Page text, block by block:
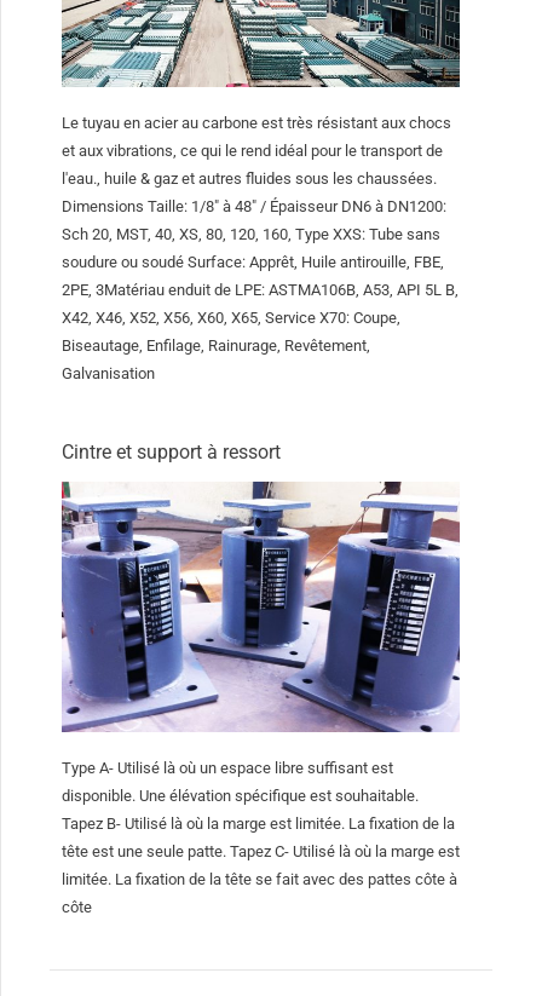
Le tuyau en acier au carbone est très résistant aux chocs
et aux vibrations, ce qui le rend idéal pour le transport de
l'eau., huile & gaz et autres fluides sous les chaussées.
Dimensions Taille: 1/8″ à 48″ / Épaisseur DN6 à DN1200:
Sch 20, MST, 40, XS, 80, 120, 160, Type XXS: Tube sans
soudure ou soudé Surface: Apprêt, Huile antirouille, FBE,
2PE, 3Matériau enduit de LPE: ASTMA106B, A53, API 5L B,
X42, X46, X52, X56, X60, X65, Service X70: Coupe,
Biseautage, Enfilage, Rainurage, Revêtement,
Galvanisation
Cintre et support à ressort
Type A- Utilisé là où un espace libre suffisant est
disponible. Une élévation spécifique est souhaitable.
Tapez B- Utilisé là où la marge est limitée. La fixation de la
tête est une seule patte. Tapez C- Utilisé là où la marge est
limitée. La fixation de la tête se fait avec des pattes côte à
côte